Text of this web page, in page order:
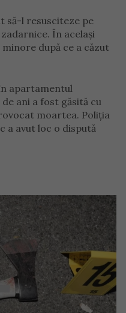
să-l resusciteze pe
În același
după ce a căzut
apartamentul
ani a fost găsită cu
moartea. Poliția
a avut loc o dispută